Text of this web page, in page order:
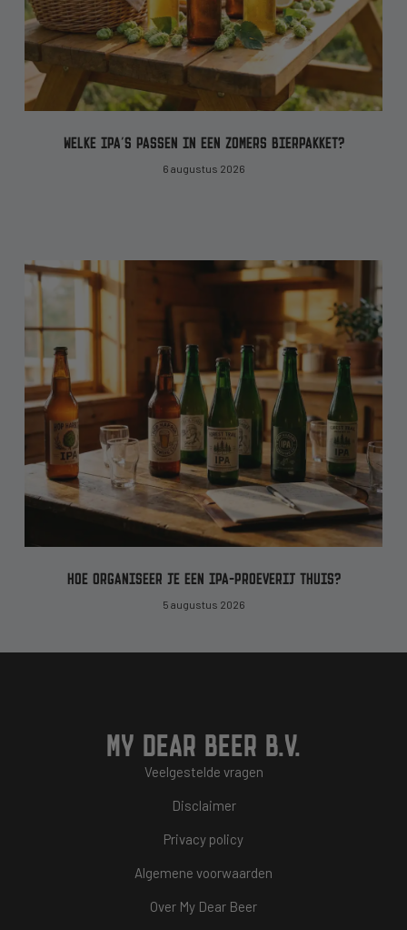
WELKE IPA’S PASSEN IN EEN ZOMERS BIERPAKKET?
6 augustus 2026
HOE ORGANISEER JE EEN IPA-PROEVERIJ THUIS?
5 augustus 2026
MY DEAR BEER B.V.
Veelgestelde vragen
Disclaimer
Privacy policy
Algemene voorwaarden
Over My Dear Beer